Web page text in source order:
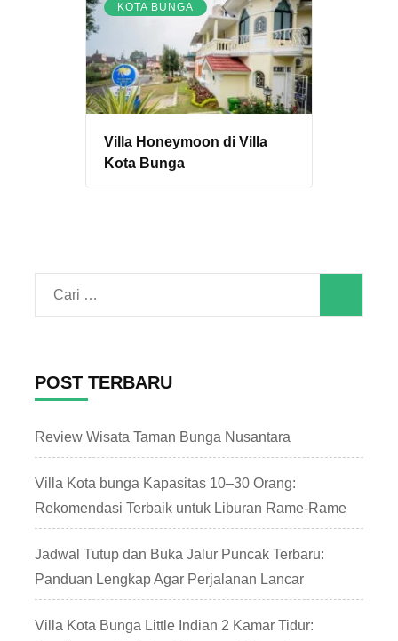
KOTA BUNGA
Villa Honeymoon di Villa
Kota Bunga
Cari
untuk:
POST TERBARU
Review Wisata Taman Bunga Nusantara
Villa Kota bunga Kapasitas 10–30 Orang:
Rekomendasi Terbaik untuk Liburan Rame-Rame
Jadwal Tutup dan Buka Jalur Puncak Terbaru:
Panduan Lengkap Agar Perjalanan Lancar
Villa Kota Bunga Little Indian 2 Kamar Tidur: